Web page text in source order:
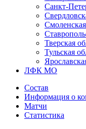
Санкт-
Тверская
Тульская
ЛФК МО
Состав
Информация о
Матчи
Статистика